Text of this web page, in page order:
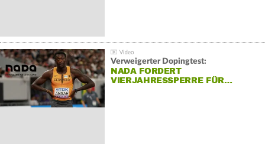
Verweigerter Dopingtest:
NADA FORDERT
VIERJAHRESSPERRE FÜR…